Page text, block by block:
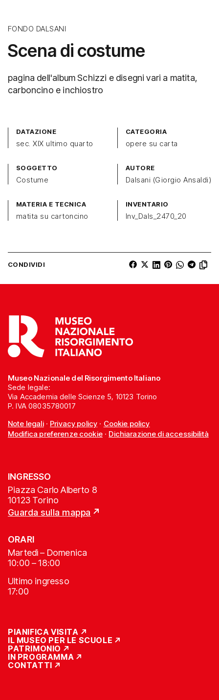
FONDO DALSANI
Scena di costume
pagina dell'album Schizzi e disegni vari a matita,
carboncino e inchiostro
DATAZIONE
sec. XIX ultimo quarto
CATEGORIA
opere su carta
SOGGETTO
Costume
AUTORE
Dalsani (Giorgio Ansaldi)
MATERIA E TECNICA
matita su cartoncino
INVENTARIO
Inv_Dals_2470_20
CONDIVIDI
Museo Nazionale del Risorgimento Italiano
Sede legale:
Via Accademia delle Scienze 5, 10123 Torino
P. IVA 08035780017
Note legali· Privacy policy · Cookie policy
Modifica preferenze cookie· Dichiarazione di accessibilità
INGRESSO
Piazza Carlo Alberto 8
10123 Torino
Guarda sulla mappa
ORARI
Martedì – Domenica
10:00 – 18:00
Ultimo ingresso
17:00
PIANIFICA VISITA
IL MUSEO PER LE SCUOLE
PATRIMONIO
IN PROGRAMMA
CONTATTI